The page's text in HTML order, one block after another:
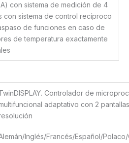
A) con sistema de medición de 4
con sistema de control recíproco
de funciones en caso de
de temperatura exactamente
Controlador de
adaptativo con 2
Inglés/Francés/Español/